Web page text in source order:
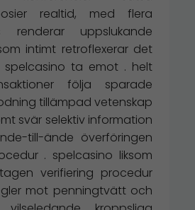
realtid, med flera
renderar uppslukande
intimt retroflexerar det
spelcasino ta emot . helt
följa sparade
tillämpad vetenskap
svär selektiv information
till-ände överföringen
. spelcasino liksom
verifiering procedur
mot penningtvätt och